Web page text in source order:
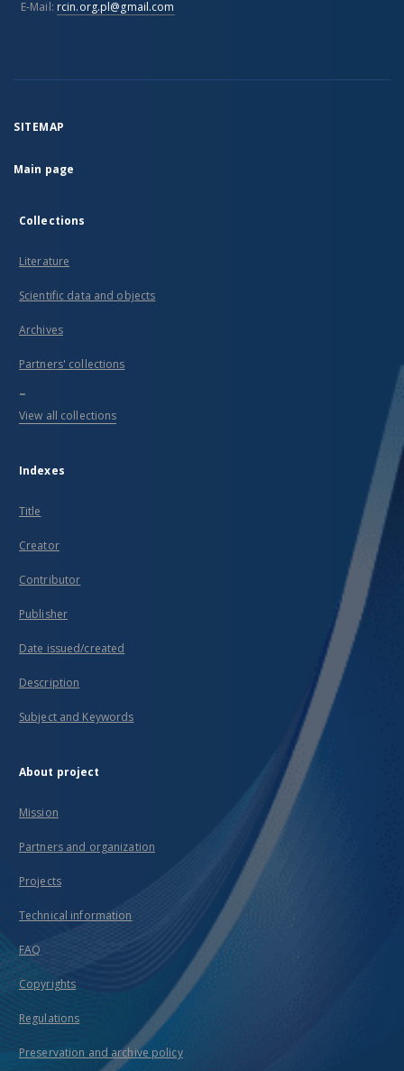
E-Mail: rcin.org.pl@gmail.com
SITEMAP
Main page
Collections
Literature
Scientific data and objects
Archives
Partners' collections
...
View all collections
Indexes
Title
Creator
Contributor
Publisher
Date issued/created
Description
Subject and Keywords
About project
Mission
Partners and organization
Projects
Technical information
FAQ
Copyrights
Regulations
Preservation and archive policy